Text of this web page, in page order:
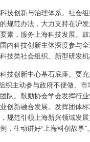
创新与治理体系。社会
规范办法，大力支持在沪
素，服务上海科技发展。
内科技创新主体深度参与
技类社会组织、新型研发机
创新中心基石底座。要充
织主动参与政府不便做、
队。鼓励协会学会发挥行
创新融合发展。发挥团体
规范引领上海新兴领域发
生动讲好“上海科创故事”。